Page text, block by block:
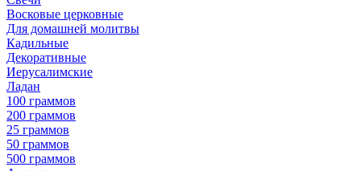
Восковые церковные
Для домашней молитвы
Кадильные
Декоративные
Иерусалимские
Ладан
100 граммов
200 граммов
25 граммов
50 граммов
500 граммов